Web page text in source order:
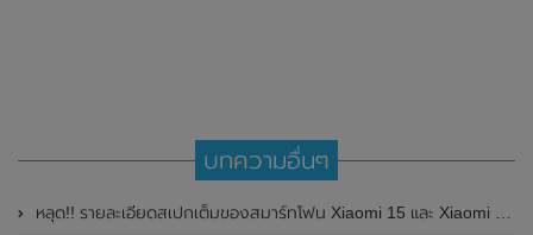
บทความอื่นๆ
หลุด!! รายละเอียดสเปกเต็มของสมาร์ทโฟน Xiaomi 15 และ Xiaomi 15 Pro พร้อมเผยราคา คาดเปิดตัวในเดือนตุลาคม 2024 นี้